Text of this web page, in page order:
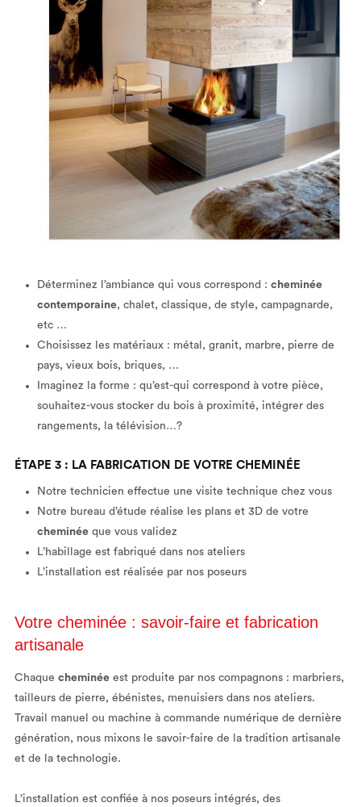
Déterminez l’ambiance qui vous correspond : cheminée
contemporaine, chalet, classique, de style, campagnarde,
etc …
Choisissez les matériaux : métal, granit, marbre, pierre de
pays, vieux bois, briques, …
Imaginez la forme : qu’est-qui correspond à votre pièce,
souhaitez-vous stocker du bois à proximité, intégrer des
rangements, la télévision…?
ÉTAPE 3 : LA FABRICATION DE VOTRE CHEMINÉE
Notre technicien effectue une visite technique chez vous
Notre bureau d’étude réalise les plans et 3D de votre
cheminéeque vous validez
L’habillage est fabriqué dans nos ateliers
L’installation est réalisée par nos poseurs
Votre cheminée : savoir-faire et fabrication
artisanale
Chaque cheminéeest produite par nos compagnons : marbriers,
tailleurs de pierre, ébénistes, menuisiers dans nos ateliers.
Travail manuel ou machine à commande numérique de dernière
génération, nous mixons le savoir-faire de la tradition artisanale
et de la technologie.
L’installation est confiée à nos poseurs intégrés, des